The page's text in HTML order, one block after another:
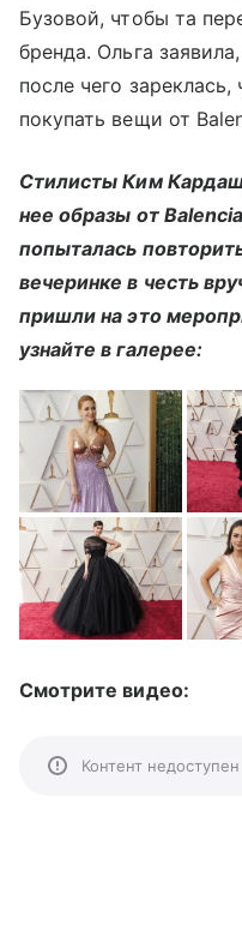
Бузовой, чтобы та
бренда. Ольга
после чего
покупать вещи от
Стилисты Ким
нее образы от
попыталась
вечеринке в честь
пришли на это
узнайте в галерее:
Смотрите видео:
Контент недоступен